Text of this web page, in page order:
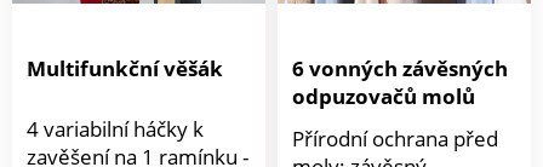
Multifunkční věšák
4 variabilní háčky k
zavěšení na 1 ramínku -
6 vonných závěsných
odpuzovačů molů
Přírodní ochrana před